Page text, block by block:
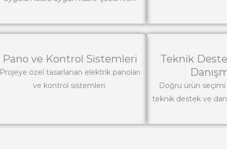
Pano ve Kontrol Sistemleri
Projeye özel tasarlanan elektrik panoları
ve kontrol sistemleri.
Teknik
Doğru ürün
teknik destek ve